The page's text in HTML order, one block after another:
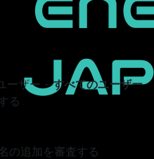
ーザー -すべてのユーザー
る
の追加を審査する